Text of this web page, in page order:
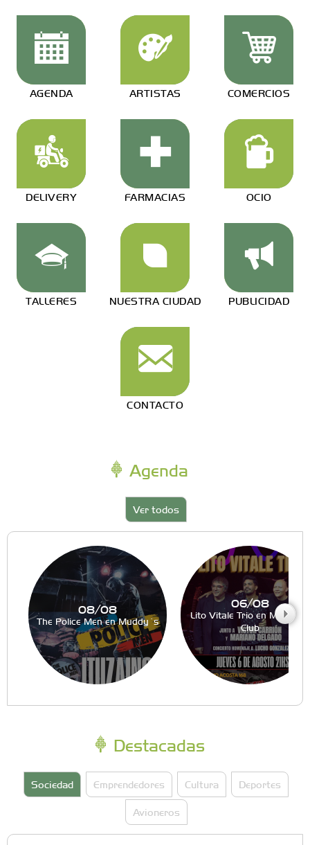
AGENDA ARTISTAS COMERCIOS
DELIVERY FARMACIAS OCIO
TALLERES NUESTRA CIUDAD PUBLICIDAD
CONTACTO
Agenda
Ver todos
08/08
The Police Men en Muddy´s
06/08
Lito Vitale Trio en Muddy´s
Club
Destacadas
Sociedad Emprendedores Cultura Deportes
Avioneros